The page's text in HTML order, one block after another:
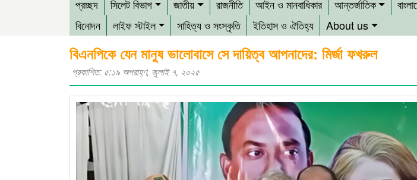
প্রচ্ছদ সিলেট বিভাগ জাতীয় রাজনীতি আইন ও মানবাধিকার আন্তর্জাতিক
বিনোদন
লাইফ স্টাইল সাহিত্য ও সংস্কৃতি ইতিহাস ও ঐতিহ্য About us
বিএনপিকে যেন মানুষ ভালোবাসে সে দায়িত্ব আপনাদের: মির্জা ফখরুল
প্রকাশিত: ৫:১৯ অপরাহ্ণ, জুলাই ৭, ২০২৫